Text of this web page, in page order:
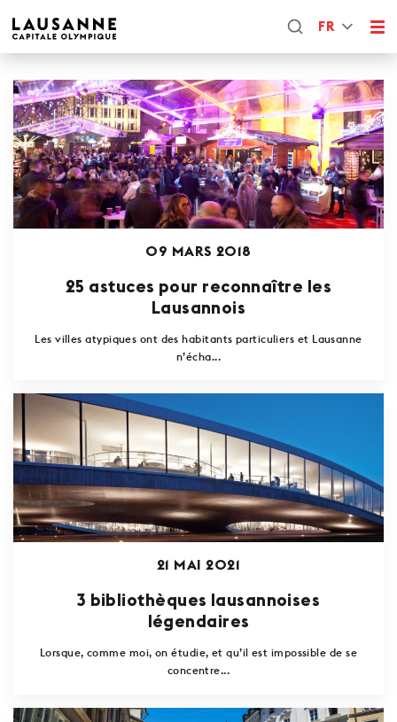
FR
09 MARS 2018
25 astuces pour reconnaître les
Lausannois
Les villes atypiques ont des habitants particuliers et Lausanne
n’écha...
21 MAI 2021
3 bibliothèques lausannoises
légendaires
Lorsque, comme moi, on étudie, et qu’il est impossible de se
concentre...